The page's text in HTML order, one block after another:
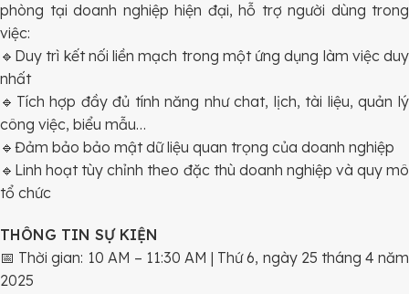
phòng tại doanh nghiệp hiện đại, hỗ trợ người dùng trong
việc:
🔹Duy trì kết nối liền mạch trong một ứng dụng làm việc duy
nhất
🔹Tích hợp đầy đủ tính năng như chat, lịch, tài liệu, quản lý
công việc, biểu mẫu…
🔹Đảm bảo bảo mật dữ liệu quan trọng của doanh nghiệp
🔹Linh hoạt tùy chỉnh theo đặc thù doanh nghiệp và quy mô
tổ chức
THÔNG TIN SỰ KIỆN
📅 Thời gian: 10 AM – 11:30 AM | Thứ 6, ngày 25 tháng 4 năm
2025